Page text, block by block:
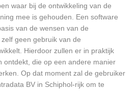
waar bij de ontwikkeling van de
mee is gehouden. Een software
van de wensen van de
geen gebruik van de
Hierdoor zullen er in praktijk
ontdekt, die op een andere manier
Op dat moment zal de gebruiker
BV in Schiphol-rijk om te